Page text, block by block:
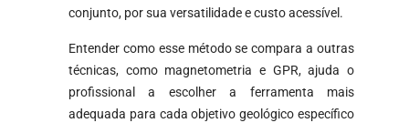
conjunto, por sua versatilidade e custo acessível.
Entender como esse método se compara a outras
técnicas, como magnetometria e GPR, ajuda o
profissional a escolher a ferramenta mais
adequada para cada objetivo geológico específico